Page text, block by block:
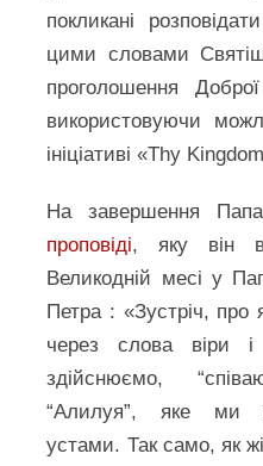
покликані
цими словами
проголошення
використовуючи
ініціативі «Thy
На завершення
проповіді, яку він
Великодній месі у
Петра : «Зустріч, про
через слова віри
здійснюємо,
“Алилуя”, яке ми
устами. Так само, як